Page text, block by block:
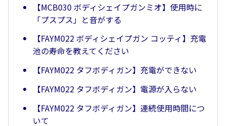
【MCB030 ボディシェイプガンミオ】使用時に
「プスプス」と音がする
【FAYM022 ボディシェイプガン コッティ】充電
池の寿命を教えてください
【FAYM022 タフボディガン】充電ができない
【FAYM022 タフボディガン】電源が入らない
【FAYM022 タフボディガン】連続使用時間につ
いて